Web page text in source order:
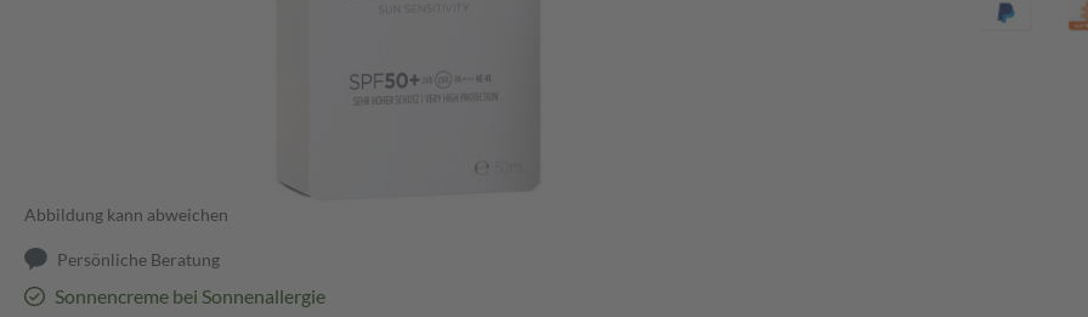
Abbildung kann abweichen
Persönliche Beratung
Sonnencreme bei Sonnenallergie